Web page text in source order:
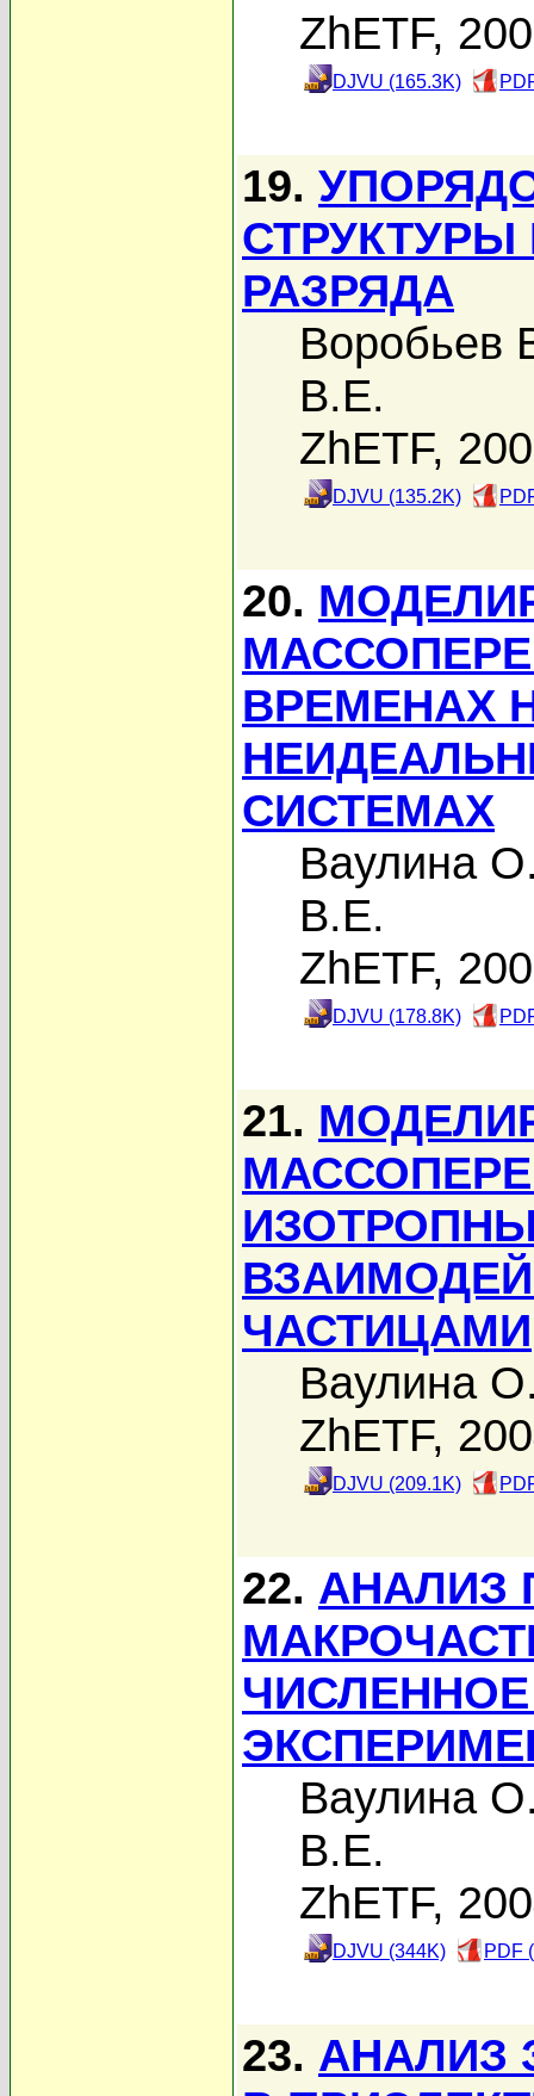
ZhETF,
DJVU (165.3K)
19.
РАЗРЯДА
Воробьев
В.Е.
ZhETF,
DJVU (135.2K)
20.
ВРЕМЕНАХ
СИСТЕМАХ
Ваулина
В.Е.
ZhETF,
DJVU (178.8K)
21.
ЧАСТИЦАМИ
Ваулина
ZhETF,
DJVU (209.1K)
22. АНАЛИЗ
Ваулина
В.Е.
ZhETF,
DJVU (344K) PDF
23. АНАЛИЗ